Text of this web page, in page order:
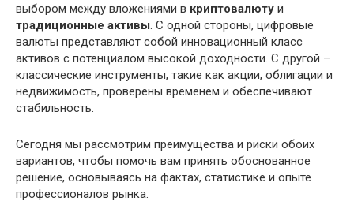
выбором между вложениями в криптовалюту и
традиционные активы. С одной стороны, цифровые
валюты представляют собой инновационный класс
активов с потенциалом высокой доходности. С другой –
классические инструменты, такие как акции, облигации и
недвижимость, проверены временем и обеспечивают
стабильность.
Сегодня мы рассмотрим преимущества и риски обоих
вариантов, чтобы помочь вам принять обоснованное
решение, основываясь на фактах, статистике и опыте
профессионалов рынка.